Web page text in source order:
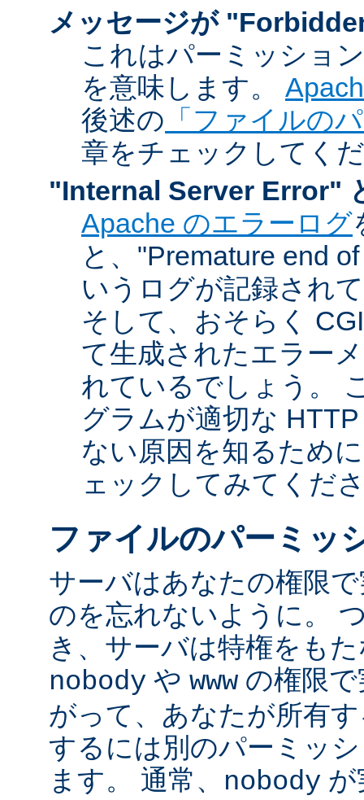
メッセージが
これはパーミッショ
を意味します。
後述の 「ファイルの
章をチェックしてく
"Internal Server Error"
Apache のエラーログ
と、"Premature end
いうログが記録され
そして、おそらく
て生成されたエラー
れているでしょう。
グラムが適切な
ない原因を知るため
ェックしてみてくだ
ファイルのパーミッ
サーバはあなたの権限
のを忘れないように。
き、サーバは特権をも
nobody や www の権限
がって、あなたが所有
するには別のパーミッ
ます。 通常、 nobody が